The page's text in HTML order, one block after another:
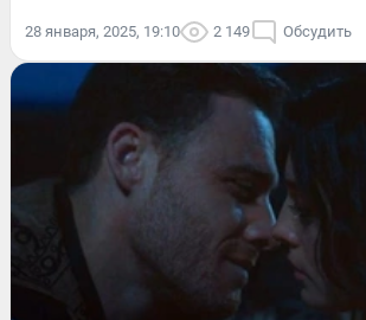
28 января, 2025, 19:10 2 149 Обсудить